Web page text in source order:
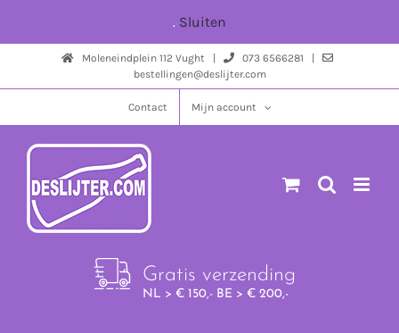
. Sluiten
Moleneindplein 112 Vught |
073 6566281 |
bestellingen@deslijter.com
Contact Mijn account
Gratis verzending
NL > € 150,- BE > € 200,-